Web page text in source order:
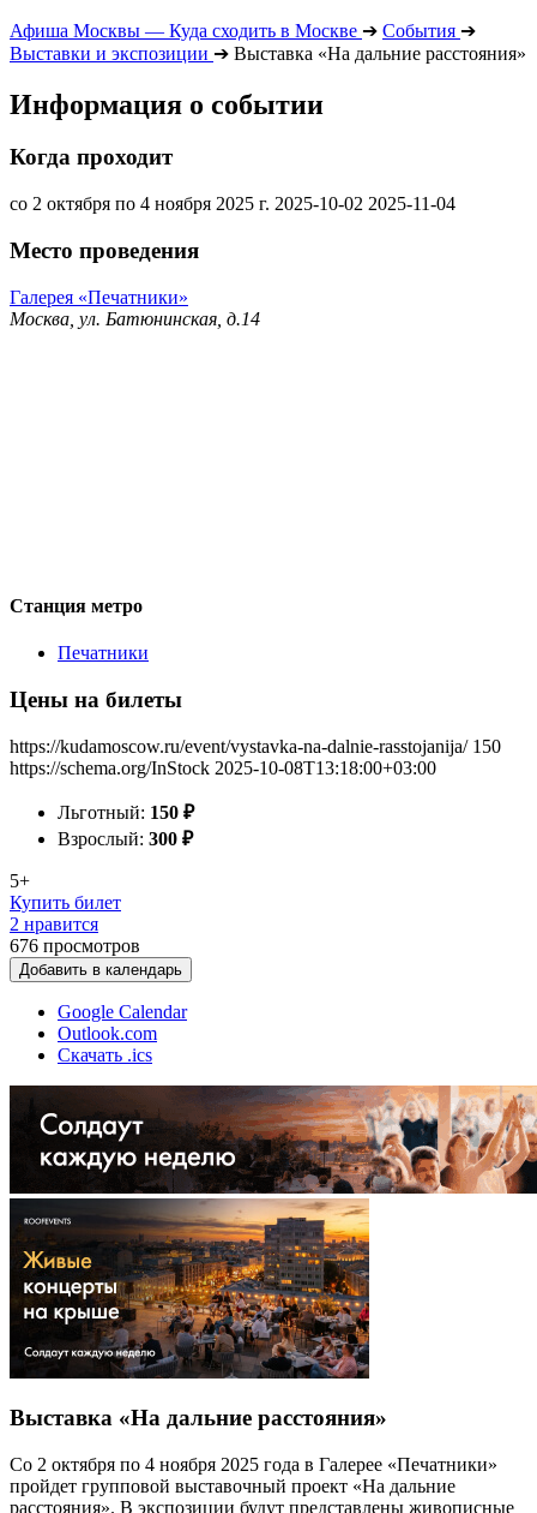
Афиша Москвы — Куда сходить в Москве ➔ События ➔
Выставки и экспозиции ➔ Выставка «На дальние расстояния»
Информация о событии
Когда проходит
со 2 октября по 4 ноября 2025 г. 2025-10-02 2025-11-04
Место проведения
Галерея «Печатники»
Москва, ул. Батюнинская, д.14
Станция метро
Печатники
Цены на билеты
https://kudamoscow.ru/event/vystavka-na-dalnie-rasstojanija/ 150
https://schema.org/InStock 2025-10-08T13:18:00+03:00
Льготный: 150 ₽
Взрослый: 300 ₽
5+
Купить билет
2 нравится
676 просмотров
Добавить в календарь
Google Calendar
Outlook.com
Скачать .ics
Выставка «На дальние расстояния»
Со 2 октября по 4 ноября 2025 года в Галерее «Печатники»
пройдет групповой выставочный проект «На дальние
расстояния». В экспозиции будут представлены живописные